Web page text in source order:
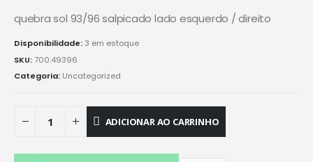
quebra sol 93/96 salpicado lado esquerdo / direito
Disponibilidade:3 em estoque
SKU:700.49396
Categoria: Uncategorized
ADICIONAR AO CARRINHO